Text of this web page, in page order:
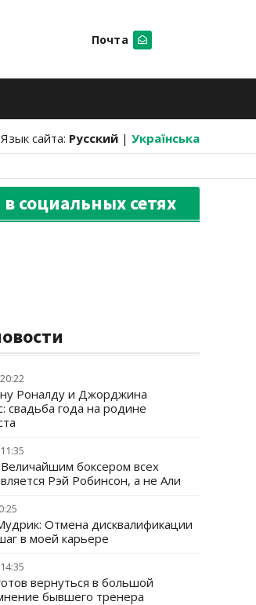
Почта
Язык сайта: Русский | Українська
социальных сетях
Роналду и Джорджина
свадьба года на родине
Величайшим боксером всех
Рэй Робинсон, а не Али
Отмена дисквалификации
в моей карьере
вернуться в большой
бывшего тренера